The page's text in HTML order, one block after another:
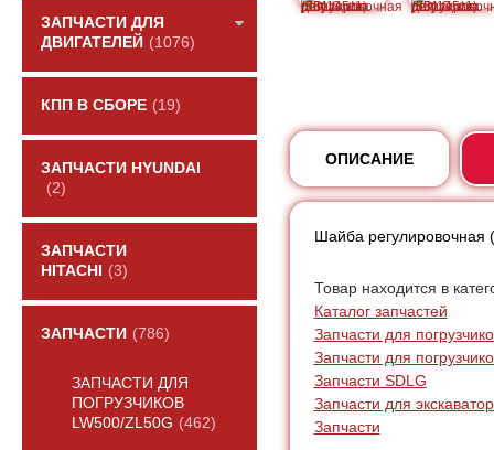
ЗАПЧАСТИ ДЛЯ
ДВИГАТЕЛЕЙ (1076)
КПП В СБОРЕ (19)
ЗАПЧАСТИ HYUNDAI
(2)
ЗАПЧАСТИ
HITACHI
(3)
ЗАПЧАСТИ (786)
ЗАПЧАСТИ ДЛЯ
ПОГРУЗЧИКОВ
LW500/ZL50G (462)
ОПИСАНИЕ
Шайба регулировочная
Товар находится в
Каталог запчастей
Запчасти для
Запчасти для
Запчасти SDLG
Запчасти для
Запчасти